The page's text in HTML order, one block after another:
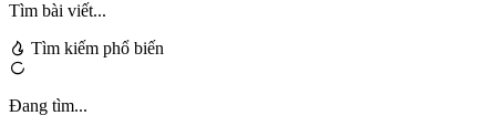
Tìm bài viết...
Tìm kiếm phổ biến
Đang tìm...